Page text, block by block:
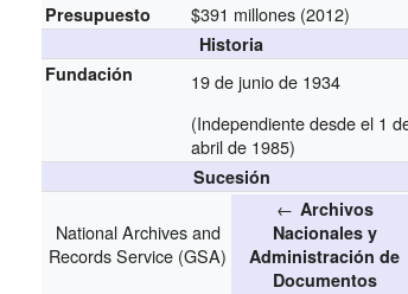
Presupuesto $391 millones (2012)
Historia
Fundación
19 de junio de 1934
(Independiente desde el 1
abril de 1985)
Sucesión
National Archives and
Records Service (GSA)
← Archivos
Nacionales y
Administración de
Documentos